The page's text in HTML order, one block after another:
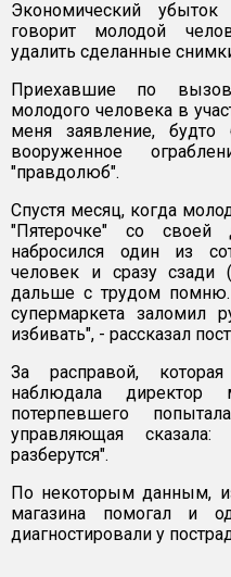
Экономический
говорит молодой
удалить сделанные
Приехавшие по
молодого человека в
меня заявление,
вооруженное
"правдолюб".
Спустя месяц, когда
"Пятерочке" со
набросился один из
человек и сразу сзади
дальше с трудом помню.
супермаркета заломил
избивать", - рассказал
За расправой,
наблюдала директор
потерпевшего
управляющая
разберутся".
По некоторым данным,
магазина помогал и
диагностировали у